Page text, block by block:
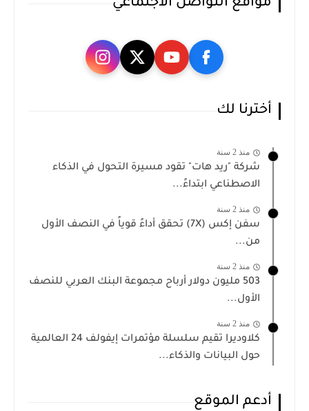
مواقع التواصل الاجتماعي
أخترنا لك
منذ 2 سنة
شركة "ريد هات" تقود مسيرة التحول في الذكاء
الاصطناعي ابتداءً...
منذ 2 سنة
سفن إكس (7X) تحقق أداءً قوياً في النصف الأول
من...
منذ 2 سنة
503 مليون دولار أرباح مجموعة البنك العربي للنصف
الأول...
منذ 2 سنة
كلاوديرا تقيم سلسلة مؤتمرات إيفولف 24 العالمية
حول البيانات والذكاء...
أدعم الموقع